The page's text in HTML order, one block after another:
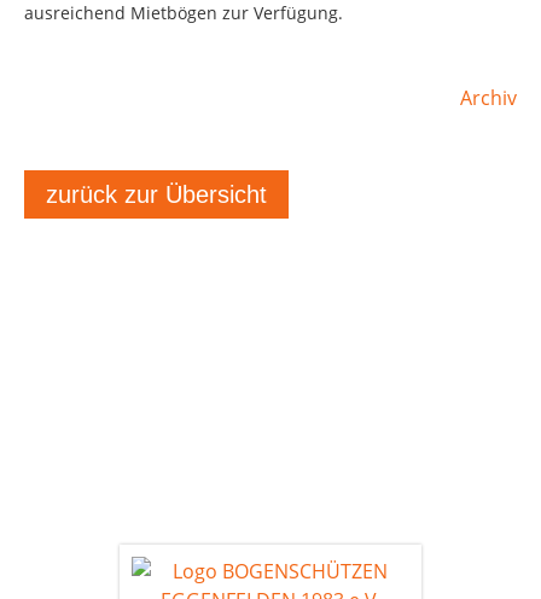
ausreichend Mietbögen zur Verfügung.
Archiv
zurück zur Übersicht